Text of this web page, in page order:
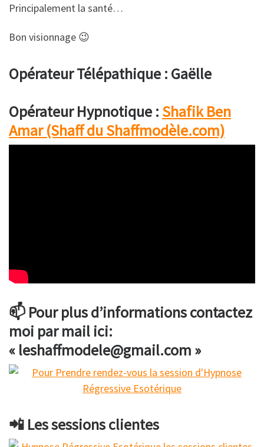
Principalement la santé…
Bon visionnage 😉
Opérateur Télépathique : Gaëlle
Opérateur Hypnotique : Shafik Ben
Amar (Shaff du Shaffmodèle.com)
📫 Pour plus d’informations contactez
moi par mail ici:
« leshaffmodele@gmail.com »
📲 Les sessions clientes